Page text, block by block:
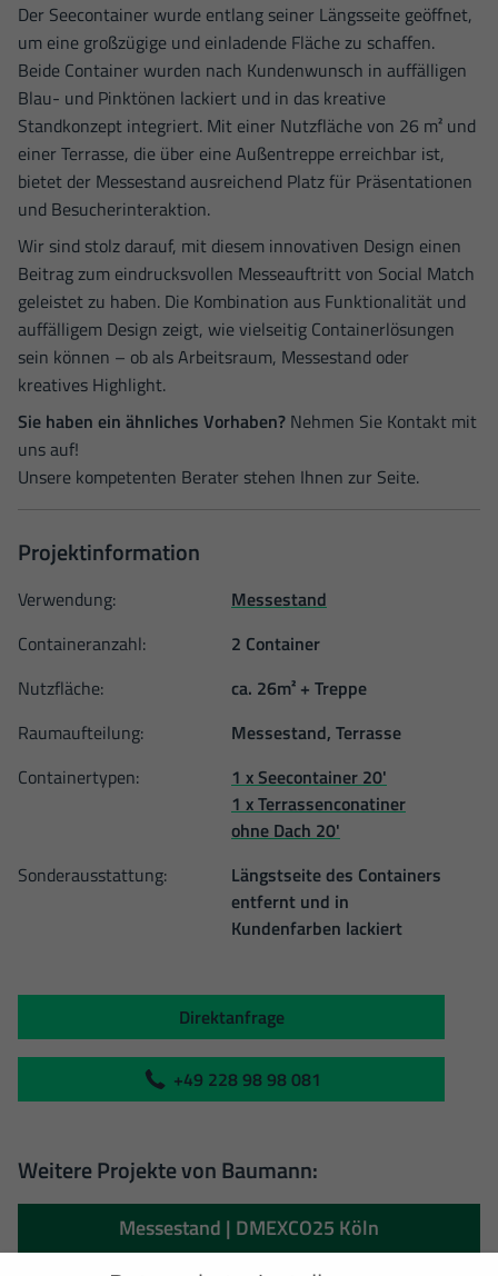
Der Seecontainer wurde entlang seiner Längsseite geöffnet,
um eine großzügige und einladende Fläche zu schaffen.
Beide Container wurden nach Kundenwunsch in auffälligen
Blau- und Pinktönen lackiert und in das kreative
Standkonzept integriert. Mit einer Nutzfläche von 26 m² und
einer Terrasse, die über eine Außentreppe erreichbar ist,
bietet der Messestand ausreichend Platz für Präsentationen
und Besucherinteraktion.
Wir sind stolz darauf, mit diesem innovativen Design einen
Beitrag zum eindrucksvollen Messeauftritt von Social Match
geleistet zu haben. Die Kombination aus Funktionalität und
auffälligem Design zeigt, wie vielseitig Containerlösungen
sein können – ob als Arbeitsraum, Messestand oder
kreatives Highlight.
Sie haben ein ähnliches Vorhaben? Nehmen Sie Kontakt mit
uns auf!
Unsere kompetenten Berater stehen Ihnen zur Seite.
Projektinformation
Verwendung:
Messestand
Containeranzahl:
2 Container
Nutzfläche:
ca. 26m² + Treppe
Raumaufteilung:
Messestand, Terrasse
Containertypen:
1 x Seecontainer 20'
1 x Terrassenconatiner
ohne Dach 20'
Sonderausstattung:
Längstseite des Containers
entfernt und in
Kundenfarben lackiert
Direktanfrage
+49 228 98 98 081
Weitere Projekte von Baumann:
Messestand | DMEXCO25 Köln